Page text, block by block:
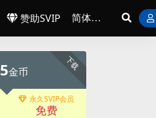
赞助SVIP
下载
5金币
永久SVIP会员
免费